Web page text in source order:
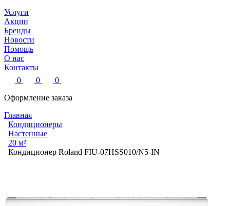
Услуги
Акции
Бренды
Новости
Помощь
О нас
Контакты
0
0
0
Оформление заказа
Главная
Кондиционеры
Настенные
20 м²
Кондиционер Roland FIU-07HSS010/N5-IN